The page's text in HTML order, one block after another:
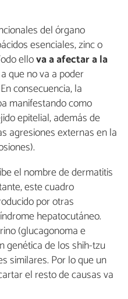
del órgano
esenciales, zinc o
ellova a afectar a la
que no va a poder
consecuencia, la
manifestando como
epitelial, además de
agresiones externas en la
el nombre de dermatitis
este cuadro
por otras
hepatocutáneo.
(glucagonoma e
genética de los shih-tzu
similares. Por lo que un
el resto de causas va